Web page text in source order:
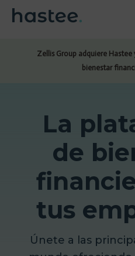
Zellis Group adquiere Hastee
bienestar
La
de
tus
Únete a las